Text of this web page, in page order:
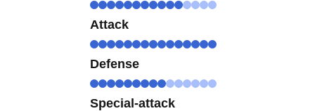
Attack
Defense
Special-attack